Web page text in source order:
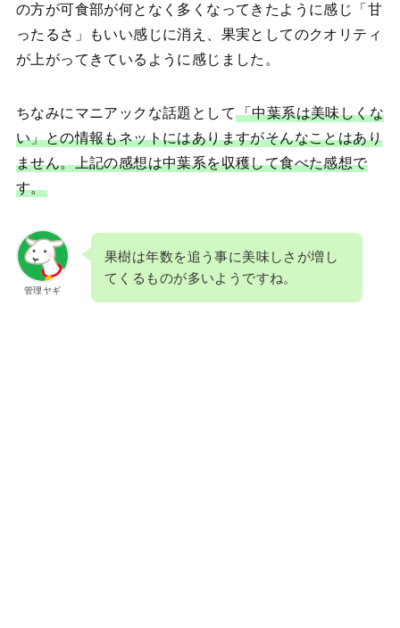
の方が可食部が何となく多くなってきたように感じ「甘
ったるさ」もいい感じに消え、果実としてのクオリティ
が上がってきているように感じました。
ちなみにマニアックな話題として 「中葉系は美味しくな
い」との情報もネットにはありますがそんなことはあり
ません。上記の感想は中葉系を収穫して食べた感想で
す。
管理ヤギ
果樹は年数を追う事に美味しさが増し
てくるものが多いようですね。